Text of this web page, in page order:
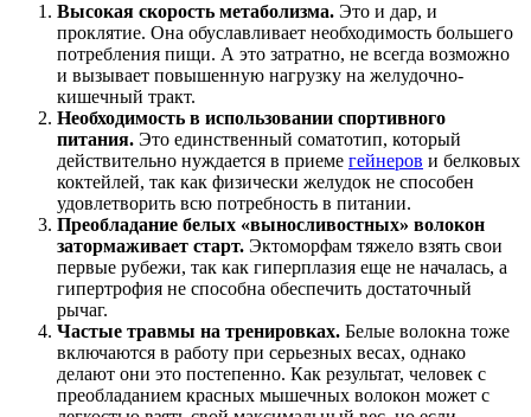
Высокая скорость метаболизма. Это и дар, и
проклятие. Она обуславливает необходимость большего
потребления пищи. А это затратно, не всегда возможно
и вызывает повышенную нагрузку на желудочно-
кишечный тракт.
Необходимость в использовании спортивного
питания. Это единственный соматотип, который
действительно нуждается в приеме гейнеров и белковых
коктейлей, так как физически желудок не способен
удовлетворить всю потребность в питании.
Преобладание белых «выносливостных» волокон
затормаживает старт. Эктоморфам тяжело взять свои
первые рубежи, так как гиперплазия еще не началась, а
гипертрофия не способна обеспечить достаточный
рычаг.
Частые травмы на тренировках. Белые волокна тоже
включаются в работу при серьезных весах, однако
делают они это постепенно. Как результат, человек с
преобладанием красных мышечных волокон может с